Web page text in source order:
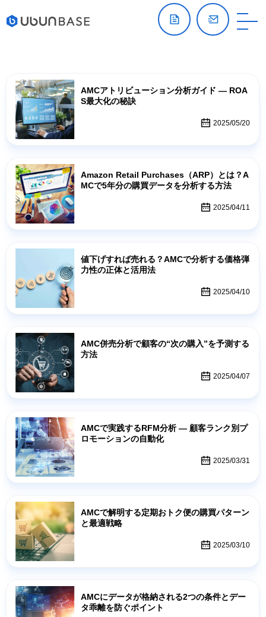
AMCアトリビューション分析ガイド — ROA
S最大化の秘訣
2025/05/20
Amazon Retail Purchases（ARP）とは？A
MCで5年分の購買データを分析する方法
2025/04/11
値下げすれば売れる？AMCで分析する価格弾
力性の正体と活用法
2025/04/10
AMC併売分析で顧客の“次の購入”を予測する
方法
2025/04/07
AMCで実践するRFM分析 — 顧客ランク別プ
ロモーションの自動化
2025/03/31
AMCで解明する定期おトク便の購買パターン
と最適戦略
2025/03/10
AMCにデータが格納される2つの条件とデー
タ乖離を防ぐポイント